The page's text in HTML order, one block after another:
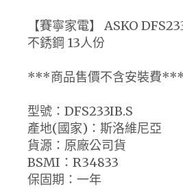
【賽寧家電】 ASKO
不銹鋼 13人份
***商品售價不含安裝費***
型號：DFS233IB.S
產地(國家)：斯洛維尼亞
貨源：原廠公司貨
BSMI：R34833
保固期：一年